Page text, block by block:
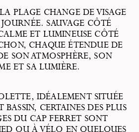
PLAGE CHANGE DE VISAGE
SAUVAGE CÔTÉ
ET LUMINEUSE CÔTÉ
CHAQUE ÉTENDUE DE
SON ATMOSPHÈRE, SON
ET SA LUMIÈRE.
IDÉALEMENT SITUÉE
BASSIN, CERTAINES DES PLUS
DU CAP FERRET SONT